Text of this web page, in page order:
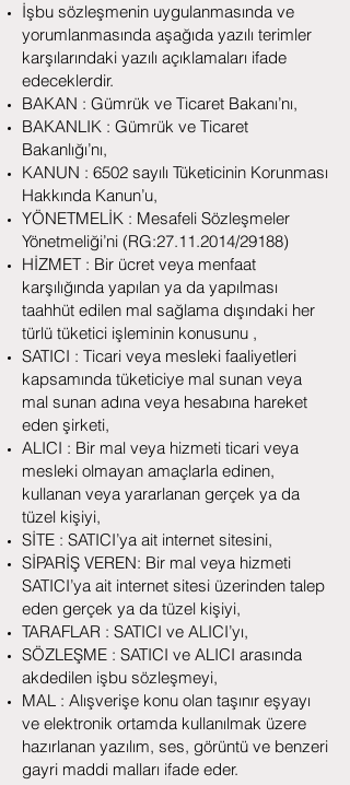
İşbu sözleşmenin uygulanmasında ve
yorumlanmasında aşağıda yazılı terimler
karşılarındaki yazılı açıklamaları ifade
edeceklerdir.
BAKAN : Gümrük ve Ticaret Bakanı’nı,
BAKANLIK : Gümrük ve Ticaret
Bakanlığı’nı,
KANUN : 6502 sayılı Tüketicinin Korunması
Hakkında Kanun’u,
YÖNETMELİK : Mesafeli Sözleşmeler
Yönetmeliği’ni (RG:27.11.2014/29188)
HİZMET : Bir ücret veya menfaat
karşılığında yapılan ya da yapılması
taahhüt edilen mal sağlama dışındaki her
türlü tüketici işleminin konusunu ,
SATICI : Ticari veya mesleki faaliyetleri
kapsamında tüketiciye mal sunan veya
mal sunan adına veya hesabına hareket
eden şirketi,
ALICI : Bir mal veya hizmeti ticari veya
mesleki olmayan amaçlarla edinen,
kullanan veya yararlanan gerçek ya da
tüzel kişiyi,
SİTE : SATICI’ya ait internet sitesini,
SİPARİŞ VEREN: Bir mal veya hizmeti
SATICI’ya ait internet sitesi üzerinden talep
eden gerçek ya da tüzel kişiyi,
TARAFLAR : SATICI ve ALICI’yı,
SÖZLEŞME : SATICI ve ALICI arasında
akdedilen işbu sözleşmeyi,
MAL : Alışverişe konu olan taşınır eşyayı
ve elektronik ortamda kullanılmak üzere
hazırlanan yazılım, ses, görüntü ve benzeri
gayri maddi malları ifade eder.